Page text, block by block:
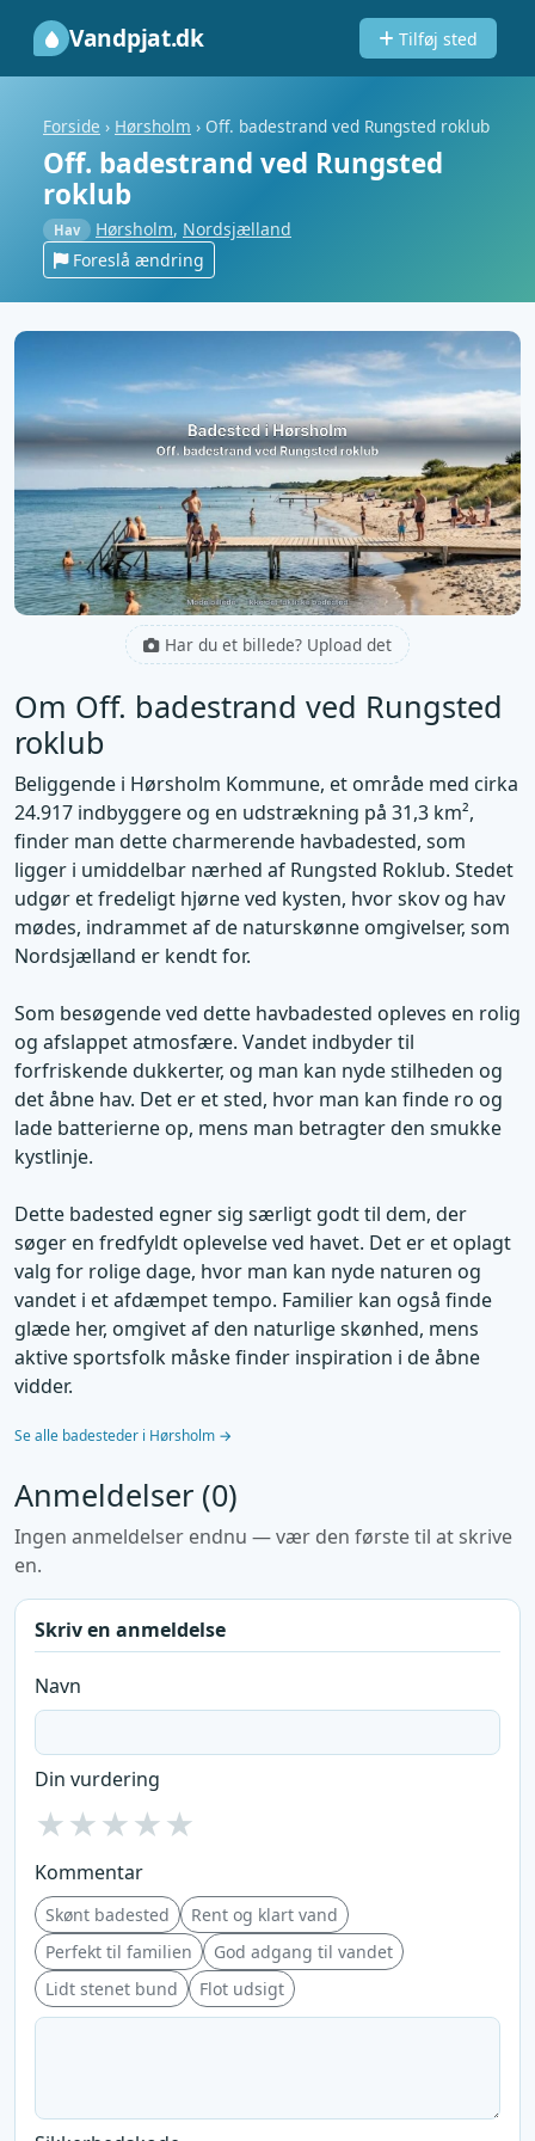
Vandpjat.dk Tilføj sted
Forside › Hørsholm › Off. badestrand ved Rungsted roklub
Off. badestrand ved Rungsted
roklub
Hav Hørsholm, Nordsjælland
Foreslå ændring
Har du et billede? Upload det
Om Off. badestrand ved Rungsted
roklub
Beliggende i Hørsholm Kommune, et område med cirka
24.917 indbyggere og en udstrækning på 31,3 km²,
finder man dette charmerende havbadested, som
ligger i umiddelbar nærhed af Rungsted Roklub. Stedet
udgør et fredeligt hjørne ved kysten, hvor skov og hav
mødes, indrammet af de naturskønne omgivelser, som
Nordsjælland er kendt for.
Som besøgende ved dette havbadested opleves en rolig
og afslappet atmosfære. Vandet indbyder til
forfriskende dukkerter, og man kan nyde stilheden og
det åbne hav. Det er et sted, hvor man kan finde ro og
lade batterierne op, mens man betragter den smukke
kystlinje.
Dette badested egner sig særligt godt til dem, der
søger en fredfyldt oplevelse ved havet. Det er et oplagt
valg for rolige dage, hvor man kan nyde naturen og
vandet i et afdæmpet tempo. Familier kan også finde
glæde her, omgivet af den naturlige skønhed, mens
aktive sportsfolk måske finder inspiration i de åbne
vidder.
Se alle badesteder i Hørsholm →
Anmeldelser (0)
Ingen anmeldelser endnu — vær den første til at skrive
en.
Skriv en anmeldelse
Navn
Din vurdering
★★★★★
Kommentar
Skønt badested
Rent og klart vand
Perfekt til familien
God adgang til vandet
Lidt stenet bund
Flot udsigt